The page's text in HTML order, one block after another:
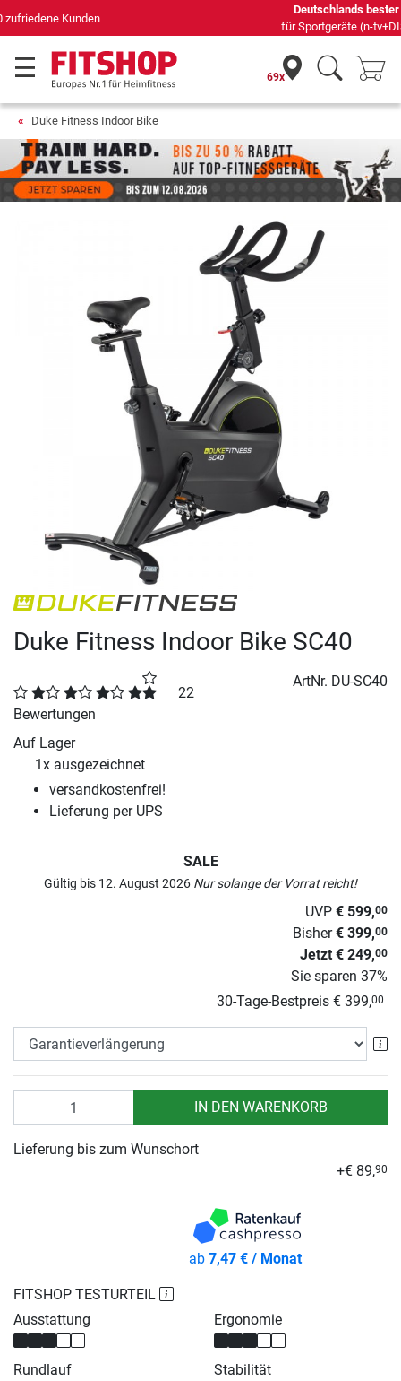
für Sportgeräte (n-tv+DISQ 2016-2024)
69x
Duke Fitness Indoor Bike
Duke Fitness Indoor Bike SC40
22
Bewertungen
ArtNr. DU-SC40
Auf Lager
1x ausgezeichnet
versandkostenfrei!
Lieferung per UPS
SALE
Gültig bis 12. August 2026 Nur solange der Vorrat reicht!
UVP € 599,00
Bisher€ 399,00
Jetzt € 249,00
Sie sparen 37%
30-Tage-Bestpreis € 399,00
IN DEN WARENKORB
FITSHOP TESTURTEIL
Ausstattung
Ergonomie
Rundlauf Stabilität
Lieferung bis zum Wunschort
+€ 89,90
ab7,47 € / Monat